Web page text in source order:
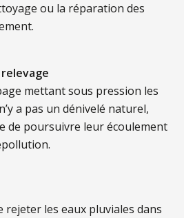
ou la réparation des
mettant sous pression les
a pas un dénivelé naturel,
de poursuivre leur écoulement
rejeter les eaux pluviales dans